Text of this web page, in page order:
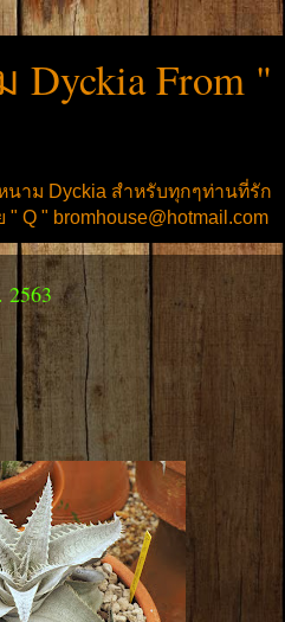
From "
าม Dyckia สำหรับทุกๆท่านที่รัก
Q " bromhouse@hotmail.com